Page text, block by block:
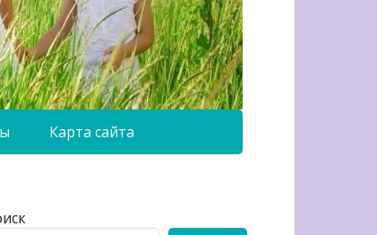
Карта сайта